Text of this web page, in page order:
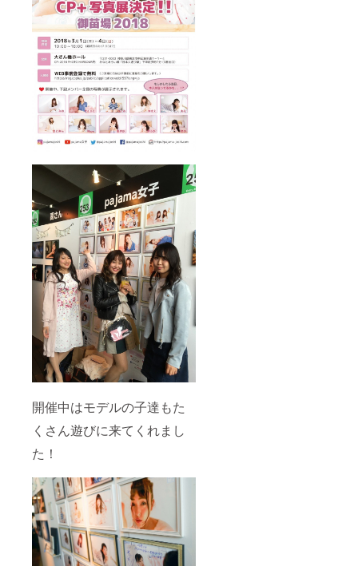
開催中はモデルの子達もた
くさん遊びに来てくれまし
た！